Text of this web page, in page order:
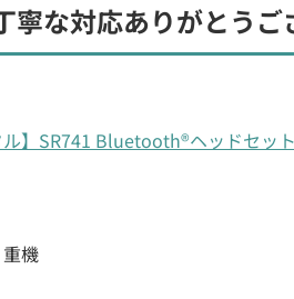
寧な対応ありがとうご
ル】SR741 Bluetooth®ヘッドセッ
機